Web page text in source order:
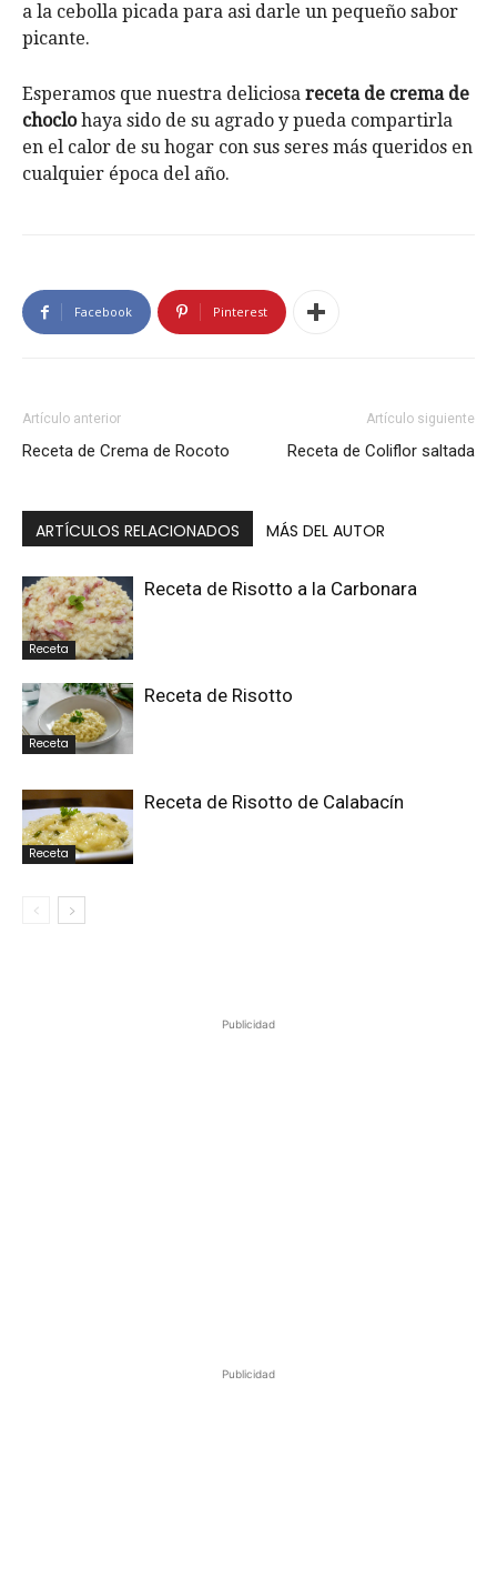
a la cebolla picada para asi darle un pequeño sabor
picante.
Esperamos que nuestra deliciosa receta de crema de
choclohaya sido de su agrado y pueda compartirla
en el calor de su hogar con sus seres más queridos en
cualquier época del año.
Facebook Pinterest
Artículo anterior
Receta de Crema de Rocoto
Artículo siguiente
Receta de Coliflor saltada
ARTÍCULOS RELACIONADOS MÁS DEL AUTOR
Receta
Receta de Risotto a la Carbonara
Receta
Receta de Risotto
Receta
Receta de Risotto de Calabacín
Publicidad
Publicidad